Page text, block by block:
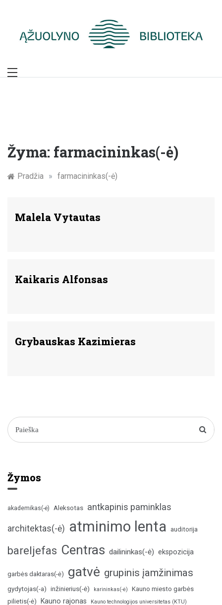
Žymūs Kauno
Žyma: farmacininkas(-ė)
Pradžia » farmacininkas(-ė)
Malela Vytautas
Kaikaris Alfonsas
Grybauskas Kazimieras
Žymos
akademikas(-ė) Aleksotas antkapinis paminklas
architektas(-ė) atminimo lenta auditorija
bareljefas Centras dailininkas(-ė) ekspozicija
garbės daktaras(-ė) gatvė grupinis įamžinimas
gydytojas(-a) inžinierius(-ė) karininkas(-ė)
Kauno miesto garbės
pilietis(-ė)
Kauno rajonas Kauno technologijos universitetas (KTU)